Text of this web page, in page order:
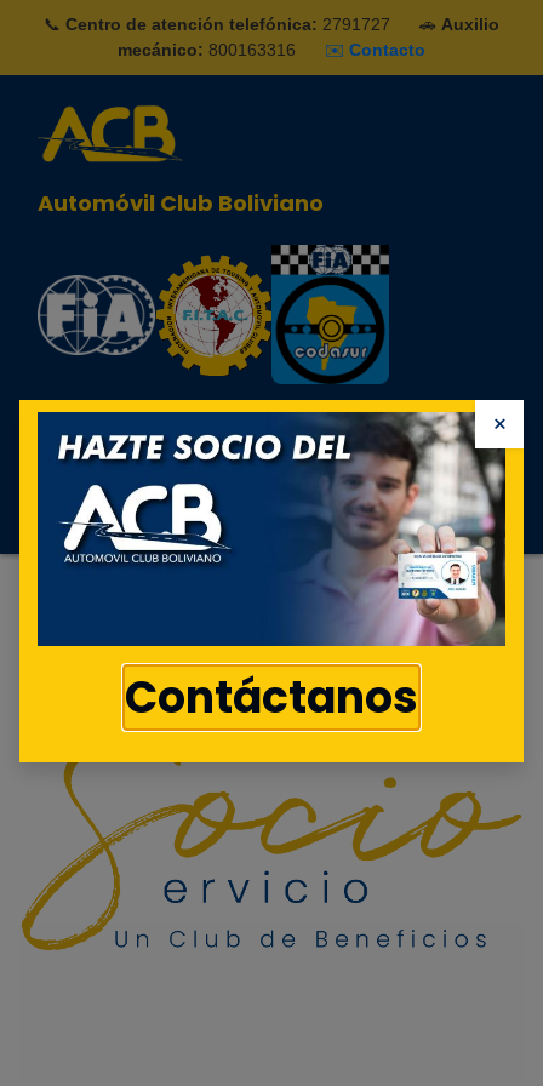
📞 Centro de atención telefónica: 2791727 🚗 Auxilio
mecánico: 800163316 ✉️ Contacto
Automóvil Club Boliviano
Identificarse
×
Contáctanos